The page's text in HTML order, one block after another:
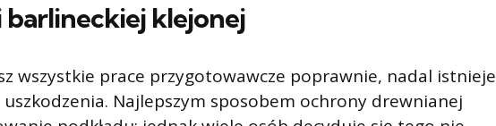
barlineckiej klejonej
wszystkie prace przygotowawcze poprawnie, nadal istnieje
uszkodzenia. Najlepszym sposobem ochrony drewnianej